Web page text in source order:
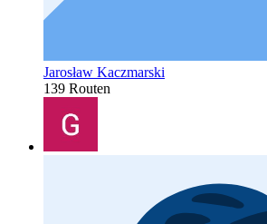
Jarosław Kaczmarski
139 Routen